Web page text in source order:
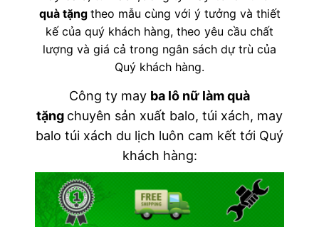
quà tặng theo mẫu cùng với ý tưởng và thiết
kế của quý khách hàng, theo yêu cầu chất
lượng và giá cả trong ngân sách dự trù của
Quý khách hàng.
Công ty may ba lô nữ làm quà
tặng chuyên sản xuất balo, túi xách, may
balo túi xách du lịch luôn cam kết tới Quý
khách hàng: